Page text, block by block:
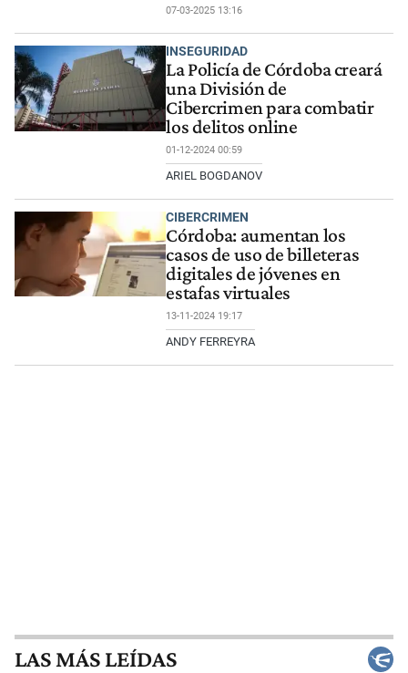
07-03-2025 13:16
INSEGURIDAD
La Policía de Córdoba creará
una División de
Cibercrimen para combatir
los delitos online
01-12-2024 00:59
ARIEL BOGDANOV
CIBERCRIMEN
Córdoba: aumentan los
casos de uso de billeteras
digitales de jóvenes en
estafas virtuales
13-11-2024 19:17
ANDY FERREYRA
LAS MÁS LEÍDAS